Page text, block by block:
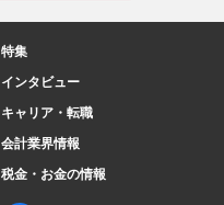
特集
インタビュー
キャリア・転職
会計業界情報
税金・お金の情報